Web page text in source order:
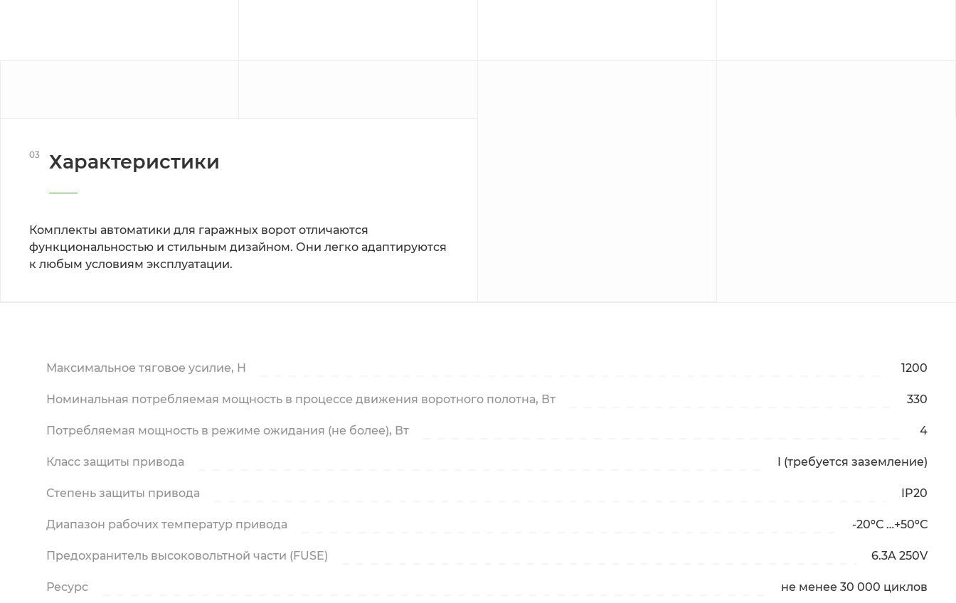
03 Характеристики
Комплекты автоматики для гаражных ворот отличаются
функциональностью и стильным дизайном. Они легко адаптируются
к любым условиям эксплуатации.
Максимальное тяговое усилие, H 1200
Номинальная потребляемая мощность в процессе движения воротного полотна, Вт 330
Потребляемая мощность в режиме ожидания (не более), Вт 4
Класс защиты привода I (требуется заземление)
Степень защиты привода IP20
Диапазон рабочих температур привода -20ºС …+50ºС
Предохранитель высоковольтной части (FUSE) 6.3A 250V
Ресурс не менее 30 000 циклов